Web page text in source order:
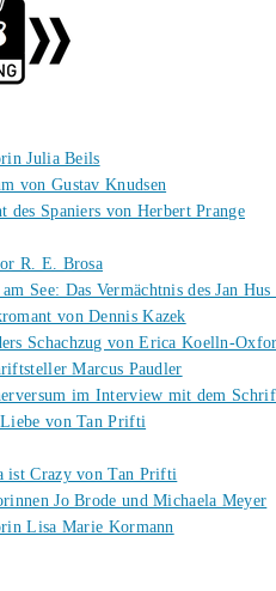
Julia Beils
von Gustav Knudsen
des Spaniers von Herbert Prange
R. E. Brosa
See: Das Vermächtnis des Jan
von Dennis Kazek
Schachzug von Erica Koelln-
Marcus Paudler
im Interview mit dem
von Tan Prifti
ist Crazy von Tan Prifti
Jo Brode und Michaela Meyer
Lisa Marie Kormann